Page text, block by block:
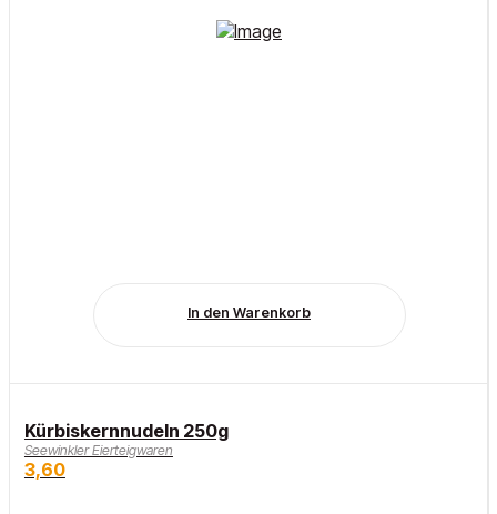
In den Warenkorb
Kürbiskernnudeln 250g
Seewinkler Eierteigwaren
3,60